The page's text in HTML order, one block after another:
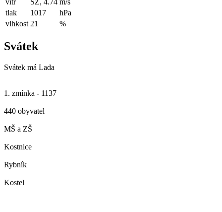
vítr
SZ, 4.74 m/s
tlak
1017
hPa
vlhkost 21 %
Svátek
Svátek má Lada
1. zmínka - 1137
440 obyvatel
MŠ a ZŠ
Kostnice
Rybník
Kostel